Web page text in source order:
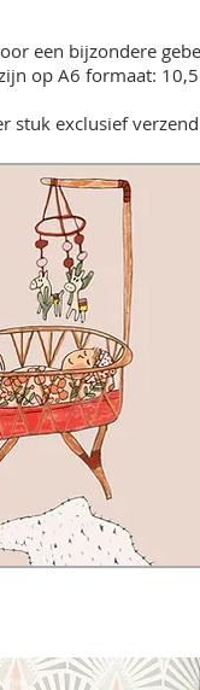
een bijzondere
op A6 formaat:
stuk exclusief